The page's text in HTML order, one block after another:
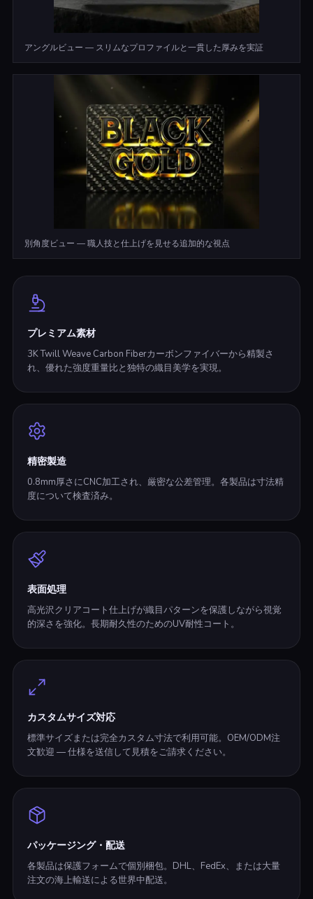
アングルビュー — スリムなプロファイルと一貫した厚みを実証
別角度ビュー — 職人技と仕上げを見せる追加的な視点
プレミアム素材
3K Twill Weave Carbon Fiberカーボンファイバーから精製さ
れ、優れた強度重量比と独特の織目美学を実現。
精密製造
0.8mm厚さにCNC加工され、厳密な公差管理。各製品は寸法精
度について検査済み。
表面処理
高光沢クリアコート仕上げが織目パターンを保護しながら視覚
的深さを強化。長期耐久性のためのUV耐性コート。
カスタムサイズ対応
標準サイズまたは完全カスタム寸法で利用可能。OEM/ODM注
文歓迎 — 仕様を送信して見積をご請求ください。
パッケージング・配送
各製品は保護フォームで個別梱包。DHL、FedEx、または大量
注文の海上輸送による世界中配送。